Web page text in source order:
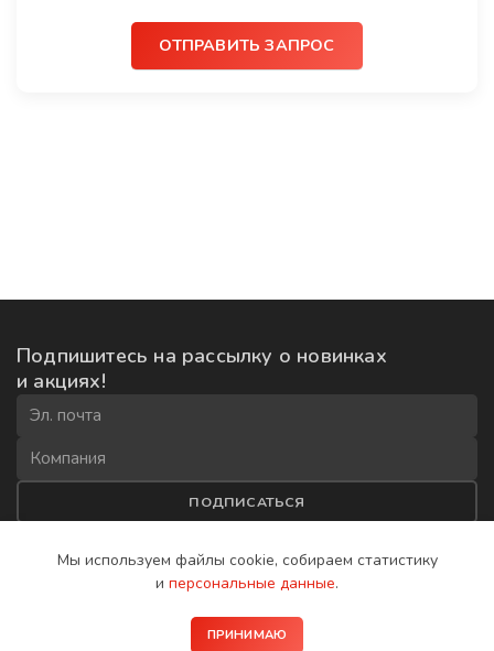
ОТПРАВИТЬ ЗАПРОС
Подпишитесь на рассылку о новинках
и акциях!
ПОДПИСАТЬСЯ
рассылки
2008−2026 © IP-домофоны BAS-IP
Мы используем файлы cookie, собираем статистику
и персональные данные.
ПРИНИМАЮ